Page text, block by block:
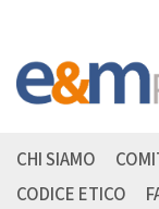
CHI SIAMO
CODICE ETICO